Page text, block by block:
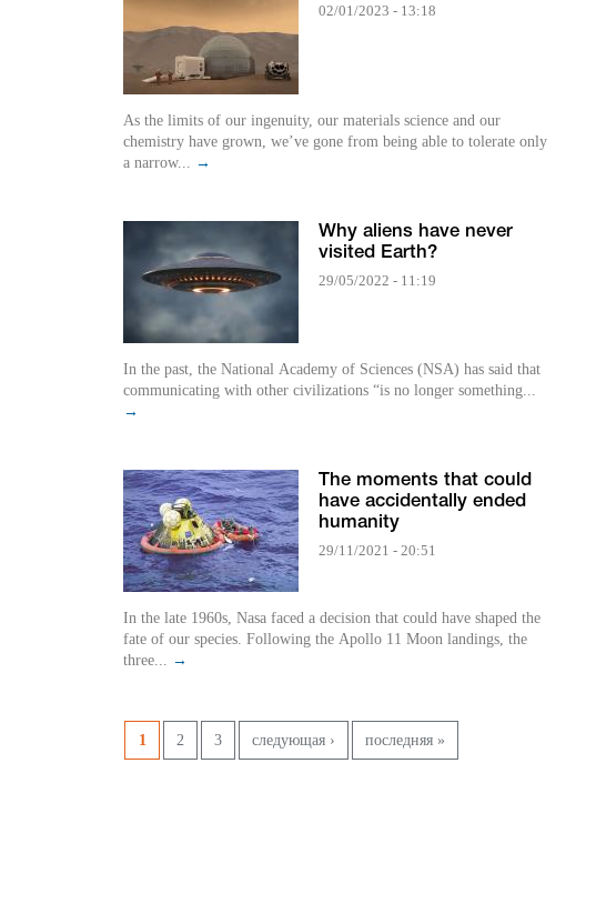
02/01/2023 - 13:18
As the limits of our ingenuity, our materials science and our
chemistry have grown, we’ve gone from being able to tolerate only
a narrow... →
Why aliens have never
visited Earth?
29/05/2022 - 11:19
In the past, the National Academy of Sciences (NSA) has said that
communicating with other civilizations “is no longer something...
→
The moments that could
have accidentally ended
humanity
29/11/2021 - 20:51
In the late 1960s, Nasa faced a decision that could have shaped the
fate of our species. Following the Apollo 11 Moon landings, the
three... →
Страницы
1 2 3 следующая › последняя »